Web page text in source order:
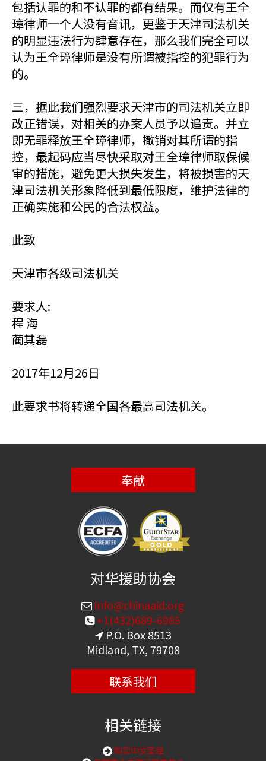
包括认罪的和不认罪的都有结果。而仅有王全
璋律师一个人没有音讯，更鉴于天津司法机关
的明显违法行为肆意存在，那么我们完全可以
认为王全璋律师是没有所谓被指控的犯罪行为
的。
三，据此我们强烈要求天津市的司法机关立即
改正错误，对相关的办案人员予以追责。并立
即无罪释放王全璋律师，撤销对其所谓的指
控，最起码应当尽快采取对王全璋律师取保候
审的措施，避免更大损失发生，将被损害的天
津司法机关形象降低到最低限度，维护法律的
正确实施和公民的合法权益。
此致
天津市各级司法机关
要求人:
程 海
蔺其磊
2017年12月26日
此要求书将转递全国各最高司法机关。
奉献
对华援助协会
info@chinaaid.org
+1(432)689-6985
P.O. Box 8513
Midland, TX, 79708
联系我们
相关链接
购买中文圣经